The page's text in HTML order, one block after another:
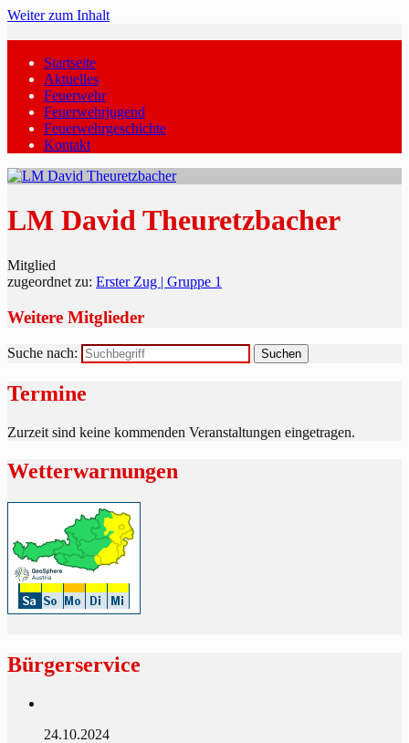
Weiter zum Inhalt
Startseite
Aktuelles
Feuerwehr
Feuerwehrjugend
Feuerwehrgeschichte
Kontakt
LM David Theuretzbacher
Mitglied
zugeordnet zu: Erster Zug | Gruppe 1
Weitere Mitglieder
Suche nach:
Termine
Zurzeit sind keine kommenden Veranstaltungen eingetragen.
Wetterwarnungen
Bürgerservice
24.10.2024